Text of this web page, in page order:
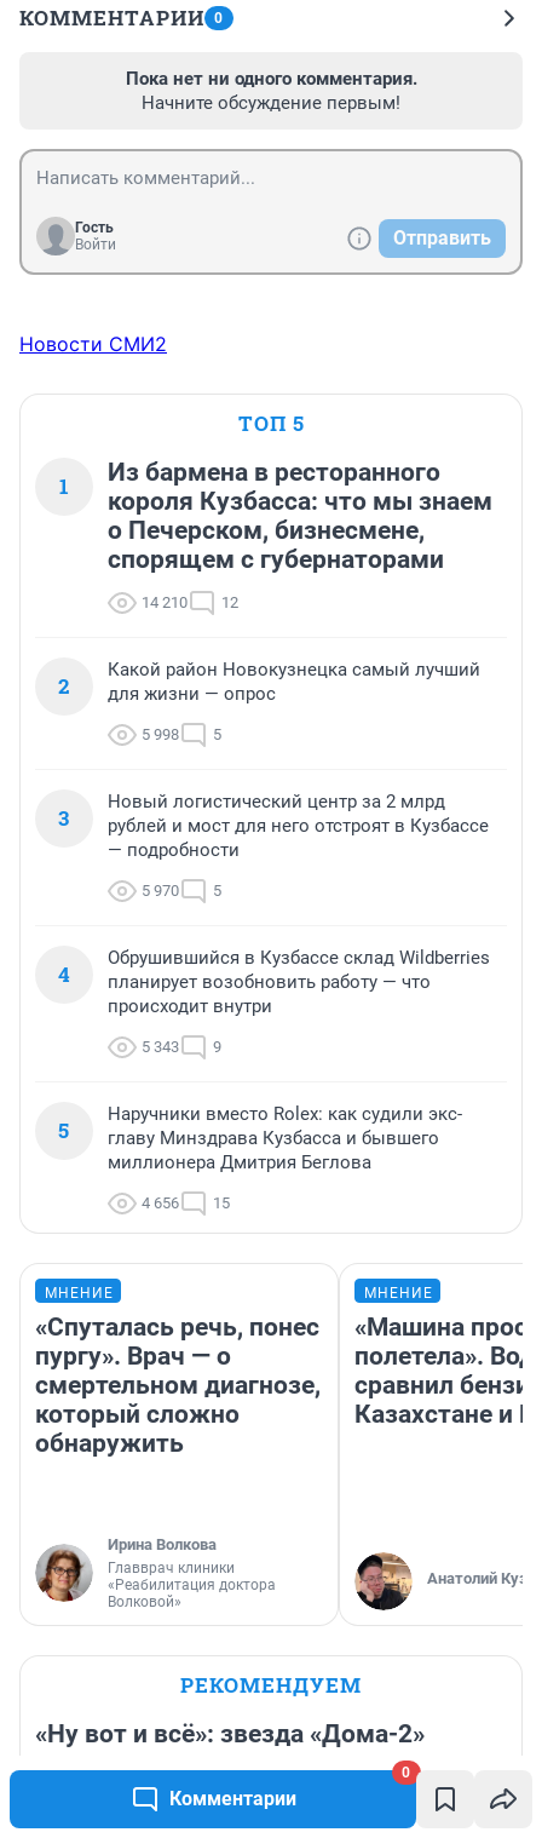
Комментарии
0
КОММЕНТАРИИ 0
Пока нет ни одного комментария.
Начните обсуждение первым!
Гость
Войти
Отправить
Новости СМИ2
ТОП 5
1
Из бармена в ресторанного
короля Кузбасса: что мы знаем
о Печерском, бизнесмене,
спорящем с губернаторами
14 210 12
2
Какой район Новокузнецка самый лучший
для жизни — опрос
5 998 5
3
Новый логистический центр за 2 млрд
рублей и мост для него отстроят в Кузбассе
— подробности
5 970 5
4
Обрушившийся в Кузбассе склад Wildberries
планирует возобновить работу — что
происходит внутри
5 343 9
5
Наручники вместо Rolex: как судили экс-
главу Минздрава Кузбасса и бывшего
миллионера Дмитрия Беглова
4 656 15
МНЕНИЕ
«Спуталась речь, понес
пургу». Врач — о
смертельном диагнозе,
который сложно
обнаружить
Ирина Волкова
Главврач клиники
«Реабилитация доктора
Волковой»
МНЕНИЕ
«Машина
полетела».
сравнил
Казахстане и
Анатолий
РЕКОМЕНДУЕМ
«Ну вот и всё»: звезда «Дома-2»
развелась с молодым мужем
7 147 3
Как приготовить фаршированные перцы — простой